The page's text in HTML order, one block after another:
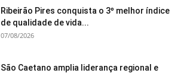
Ribeirão Pires conquista o 3º melhor índice
de qualidade de vida...
07/08/2026
São Caetano amplia liderança regional e